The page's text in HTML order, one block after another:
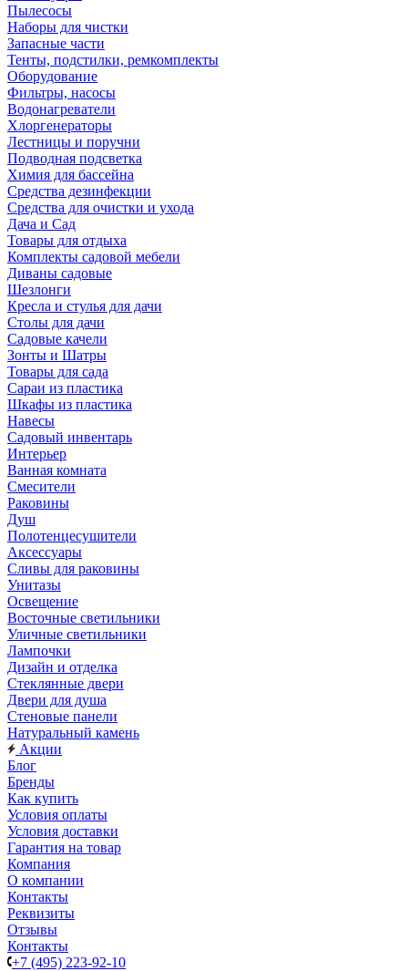
Пылесосы
Наборы для чистки
Запасные части
Тенты, подстилки, ремкомплекты
Оборудование
Фильтры, насосы
Водонагреватели
Хлоргенераторы
Лестницы и поручни
Подводная подсветка
Химия для бассейна
Средства дезинфекции
Средства для очистки и ухода
Дача и Сад
Товары для отдыха
Комплекты садовой мебели
Диваны садовые
Шезлонги
Кресла и стулья для дачи
Столы для дачи
Садовые качели
Зонты и Шатры
Товары для сада
Сараи из пластика
Шкафы из пластика
Навесы
Садовый инвентарь
Интерьер
Ванная комната
Смесители
Раковины
Душ
Полотенцесушители
Аксессуары
Сливы для раковины
Унитазы
Освещение
Восточные светильники
Уличные светильники
Лампочки
Дизайн и отделка
Стеклянные двери
Двери для душа
Стеновые панели
Натуральный камень
Акции
Блог
Бренды
Как купить
Условия оплаты
Условия доставки
Гарантия на товар
Компания
О компании
Контакты
Реквизиты
Отзывы
Контакты
+7 (495) 223-92-10